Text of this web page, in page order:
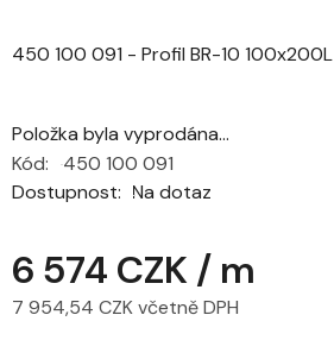
450 100 091 - Profil BR-10 100x200L
Položka byla vyprodána…
Dostupnost Na dotaz
Kód: 450 100 091
6 574 CZK / m
7 954,54 CZK včetně DPH